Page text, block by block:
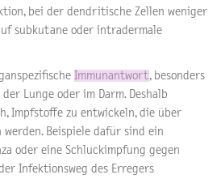
bei der dendritische Zellen weniger
subkutane oder intradermale
Immunantwort, besonders
Lunge oder im Darm. Deshalb
Impfstoffe zu entwickeln, die über
werden. Beispiele dafür sind ein
oder eine Schluckimpfung gegen
Infektionsweg des Erregers